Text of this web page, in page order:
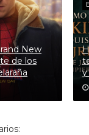
New
de los
y